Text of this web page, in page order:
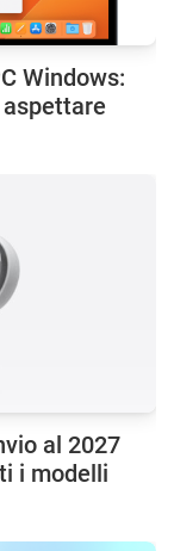
Windows:
aspettare
al 2027
i modelli